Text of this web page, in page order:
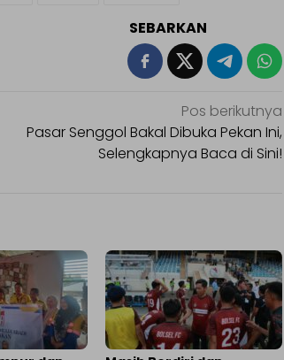
SEBARKAN
Pos berikutnya
Pasar Senggol Bakal Dibuka Pekan Ini,
Selengkapnya Baca di Sini!